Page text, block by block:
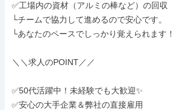
✅工場内の資材（アルミの棒など）の回収
└チームで協力して進めるので安心です。
└あなたのペースでしっかり覚えられます！
＼＼求人のPOINT／／
✅50代活躍中！未経験でも大歓迎✨
✅安心の大手企業＆弊社の直接雇用